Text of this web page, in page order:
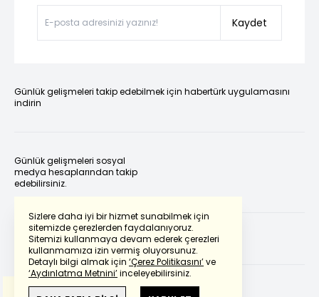
Sizlere daha iyi bir hizmet sunabilmek için
sitemizde çerezlerden faydalanıyoruz.
Sitemizi kullanmaya devam ederek çerezleri
kullanmamıza izin vermiş oluyorsunuz.
Detaylı bilgi almak için ‘Çerez Politikasını’ve
‘Aydınlatma Metnini’inceleyebilirsiniz.
Kaydet
Günlük gelişmeleri takip edebilmek için habertürk uygulamasını
indirin
Günlük gelişmeleri sosyal
medya hesaplarından takip
edebilirsiniz.
Bu çevirideGoogle Transletekullanılmıştır.